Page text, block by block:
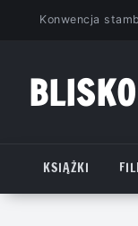
PrzejdźKonwencja
KSIĄŻKI